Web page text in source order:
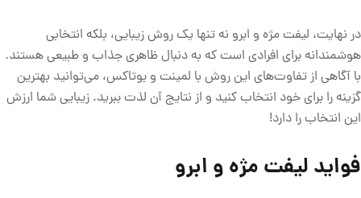
در نهایت، لیفت مژه و ابرو نه تنها یک روش زیبایی، بلکه انتخابی
هوشمندانه برای افرادی است که به دنبال ظاهری جذاب و طبیعی هستند.
با آگاهی از تفاوت‌های این روش با لمینت و بوتاکس، می‌توانید بهترین
گزینه را برای خود انتخاب کنید و از نتایج آن لذت ببرید. زیبایی شما ارزش
این انتخاب را دارد!
فواید لیفت مژه و ابرو